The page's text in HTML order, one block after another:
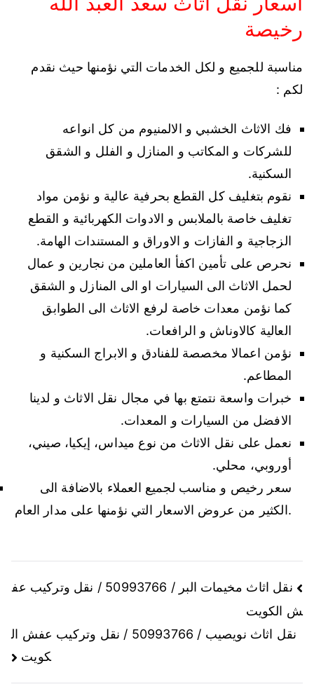
رخيصة
مناسبة للجميع و لكل الخدمات التي نؤمنها حيث نقدم
لكم :
فك الاثاث الخشبي و الالمنيوم من كل انواعه
للشركات و المكاتب و المنازل و الفلل و الشقق
السكنية.
نقوم بتغليف كل القطع بحرفية عالية و نؤمن مواد
تغليف خاصة بالملابس و الادوات الكهربائية و القطع
الزجاجية و الفازات و الاوراق و المستندات الهامة.
نحرص على تأمين اكفأ العاملين من نجارين و عمال
لحمل الاثاث الى السيارات او الى المنازل و الشقق
كما نؤمن معدات خاصة لرفع الاثاث الى الطوابق
العالية كالاوناش و الرافعات.
نؤمن اعمالا مخصصة للفنادق و الابراج السكنية و
المطاعم.
خبرات واسعة نتمتع بها في مجال نقل الاثاث و لدينا
الافضل من السيارات و المعدات.
نعمل على نقل الاثاث من نوع ميداس، إيكيا، صيني،
أوروبي، محلي.
سعر رخيص و مناسب لجميع العملاء بالاضافة الى
الكثير من عروض الاسعار التي نؤمنها على مدار العام.
نقل اثاث مخيمات البر / 50993766 / نقل وتركيب عف
ش الكويت
نقل اثاث نويصيب / 50993766 / نقل وتركيب عفش ال
كويت